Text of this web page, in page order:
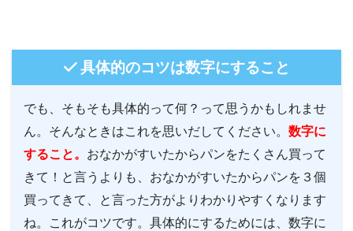
具体的のコツは数字にすること
でも、そもそも具体的って何？って思うかもしれませ
ん。そんなときはこれを思いだしてください。 数字に
すること。 おなかがすいたからパンをたくさん買って
きて！と言うよりも、おなかがすいたからパンを３個
買ってきて、と言った方がよりわかりやすくなります
ね。これがコツです。具体的にするためには、数字に